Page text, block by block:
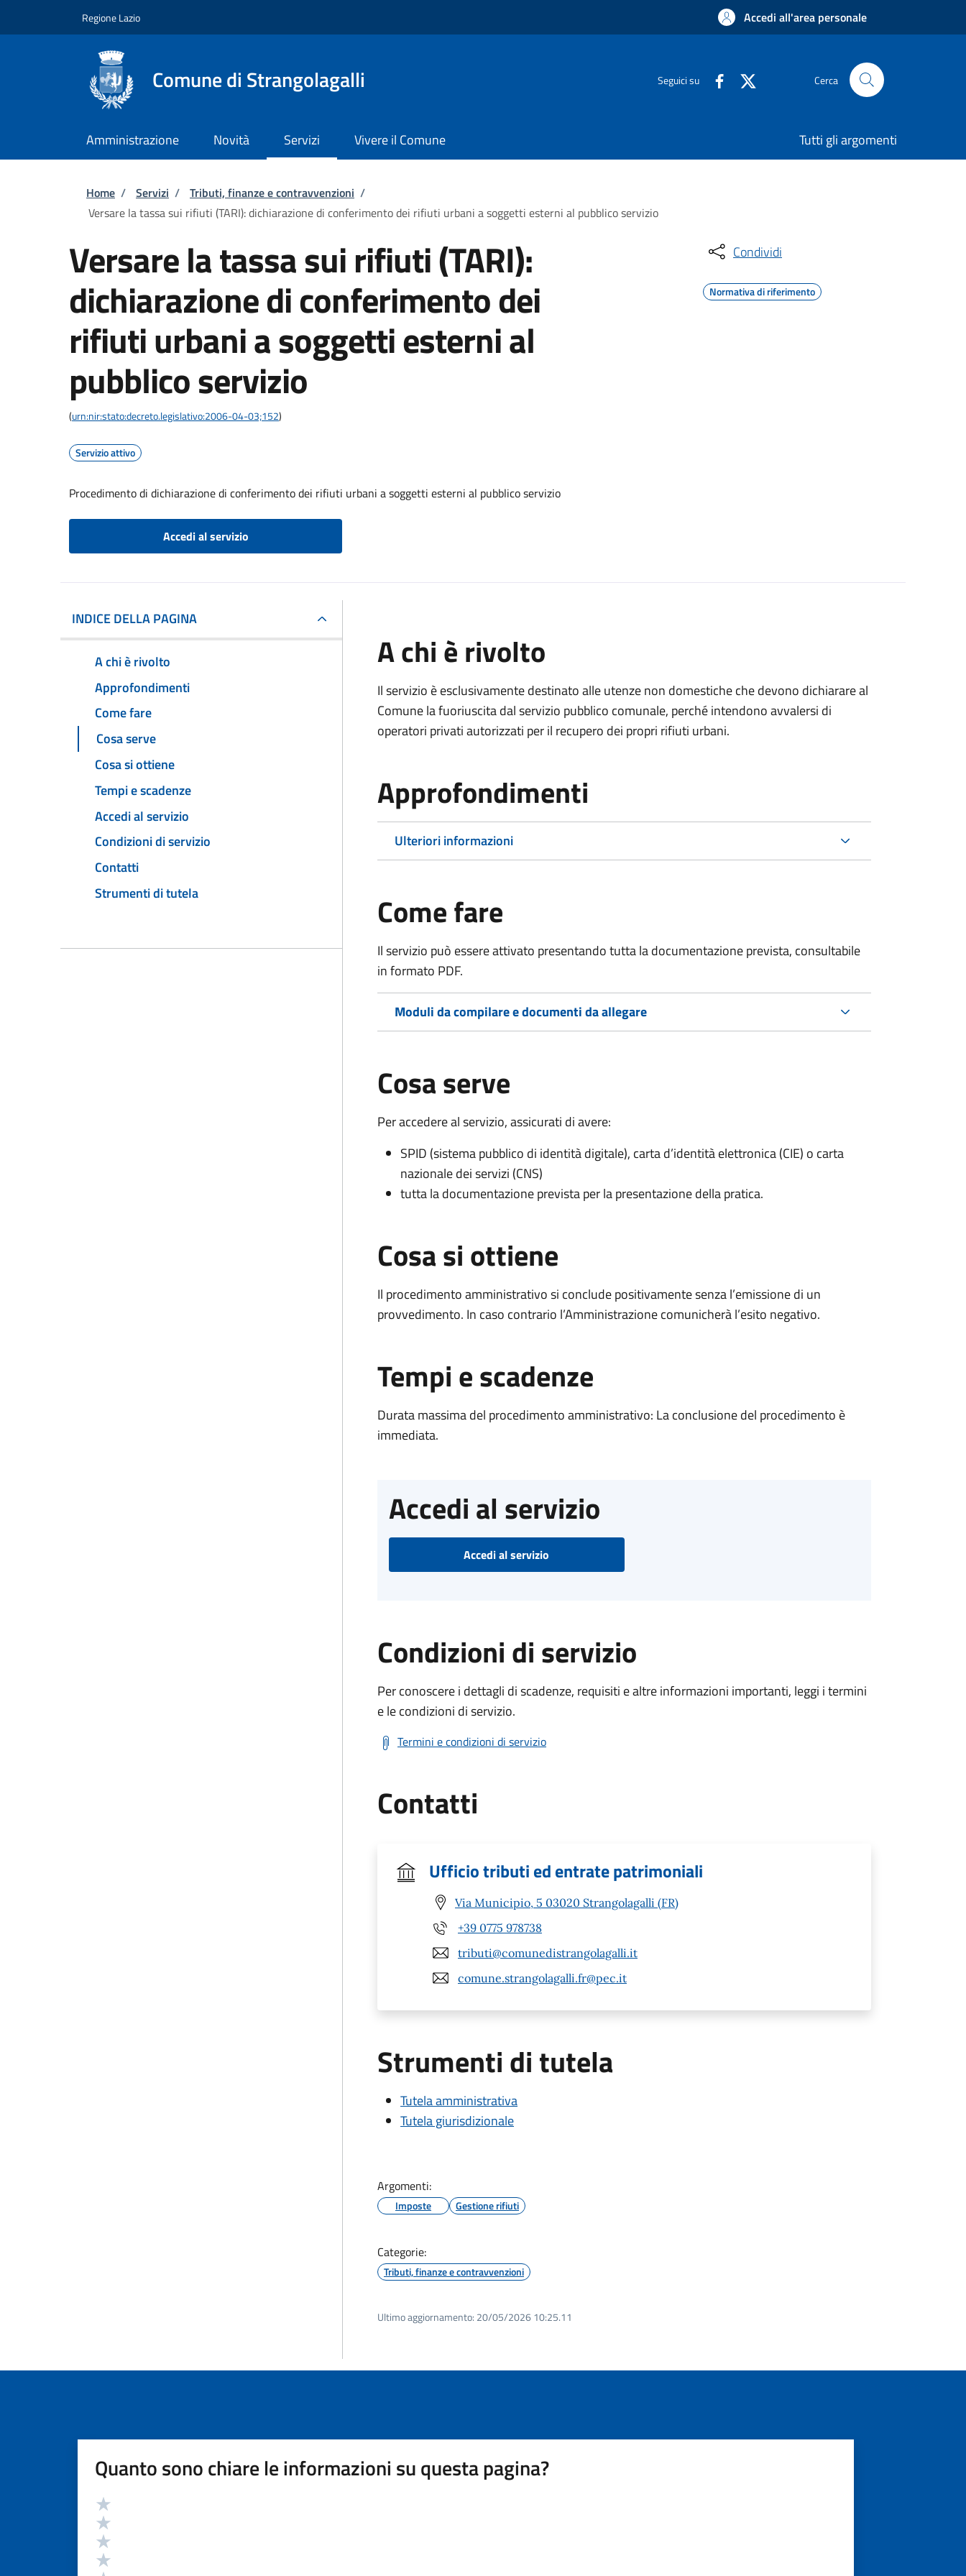
Regione Lazio Accedi all'area personale
Comune di Strangolagalli Seguici su Cerca
Amministrazione Novità Servizi Vivere il Comune Tutti gli argomenti
Briciole di pane
Home / Servizi / Tributi, finanze e contravvenzioni /
Versare la tassa sui rifiuti (TARI): dichiarazione di conferimento dei rifiuti urbani a soggetti esterni al pubblico servizio
Versare la tassa sui rifiuti (TARI):
dichiarazione di conferimento dei
rifiuti urbani a soggetti esterni al
pubblico servizio
(urn:nir:stato:decreto.legislativo:2006-04-03;152)
Servizio attivo
Procedimento di dichiarazione di conferimento dei rifiuti urbani a soggetti esterni al pubblico servizio
Accedi al servizio
Condividi
Normativa di riferimento
INDICE DELLA PAGINA
A chi è rivolto
Approfondimenti
Come fare
Cosa serve
Cosa si ottiene
Tempi e scadenze
Accedi al servizio
Condizioni di servizio
Contatti
Strumenti di tutela
A chi è rivolto
Il servizio è esclusivamente destinato alle utenze non domestiche che devono dichiarare al
Comune la fuoriuscita dal servizio pubblico comunale, perché intendono avvalersi di
operatori privati autorizzati per il recupero dei propri rifiuti urbani.
Approfondimenti
Ulteriori informazioni
Come fare
Il servizio può essere attivato presentando tutta la documentazione prevista, consultabile
in formato PDF.
Moduli da compilare e documenti da allegare
Cosa serve
Per accedere al servizio, assicurati di avere:
SPID (sistema pubblico di identità digitale), carta d’identità elettronica (CIE) o carta
nazionale dei servizi (CNS)
tutta la documentazione prevista per la presentazione della pratica.
Cosa si ottiene
Il procedimento amministrativo si conclude positivamente senza l’emissione di un
provvedimento. In caso contrario l’Amministrazione comunicherà l’esito negativo.
Tempi e scadenze
Durata massima del procedimento amministrativo: La conclusione del procedimento è
immediata.
Accedi al servizio
Accedi al servizio
Condizioni di servizio
Per conoscere i dettagli di scadenze, requisiti e altre informazioni importanti, leggi i termini
e le condizioni di servizio.
Termini e condizioni di servizio
Contatti
Ufficio tributi ed entrate patrimoniali
Via Municipio, 5 03020 Strangolagalli (FR)
+39 0775 978738
tributi@comunedistrangolagalli.it
comune.strangolagalli.fr@pec.it
Strumenti di tutela
Tutela amministrativa
Tutela giurisdizionale
Argomenti:
Imposte Gestione rifiuti
Categorie:
Tributi, finanze e contravvenzioni
Ultimo aggiornamento: 20/05/2026 10:25.11
Quanto sono chiare le informazioni su questa pagina?
Valutazione